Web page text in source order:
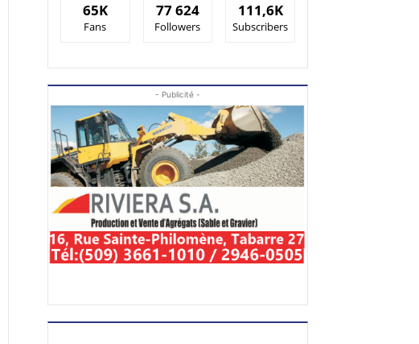
65K
Fans
77 624
Followers
111,6K
Subscribers
- Publicité -